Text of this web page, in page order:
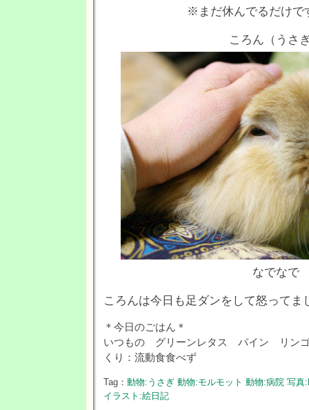
※まだ休んでるだけで
ころん（うさ
なでなで
ころんは今日も足ダンをして怒ってま
＊今日のごはん＊
いつもの グリーンレタス パイン リン
くり：流動食食べず
Tag： 動物:うさぎ 動物:モルモット 動物:病院 写真
イラスト:絵日記